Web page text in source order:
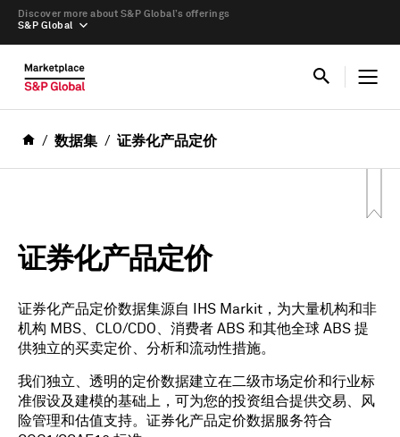
S&P Global
Discover more about S&P Global’s offerings
数据集 证券化产品定价
证券化产品定价
证券化产品定价数据集源自 IHS Markit，为大量机构和非
机构 MBS、CLO/CDO、消费者 ABS 和其他全球 ABS 提
供独立的买卖定价、分析和流动性措施。
我们独立、透明的定价数据建立在二级市场定价和行业标
准假设及建模的基础上，可为您的投资组合提供交易、风
险管理和估值支持。证券化产品定价数据服务符合